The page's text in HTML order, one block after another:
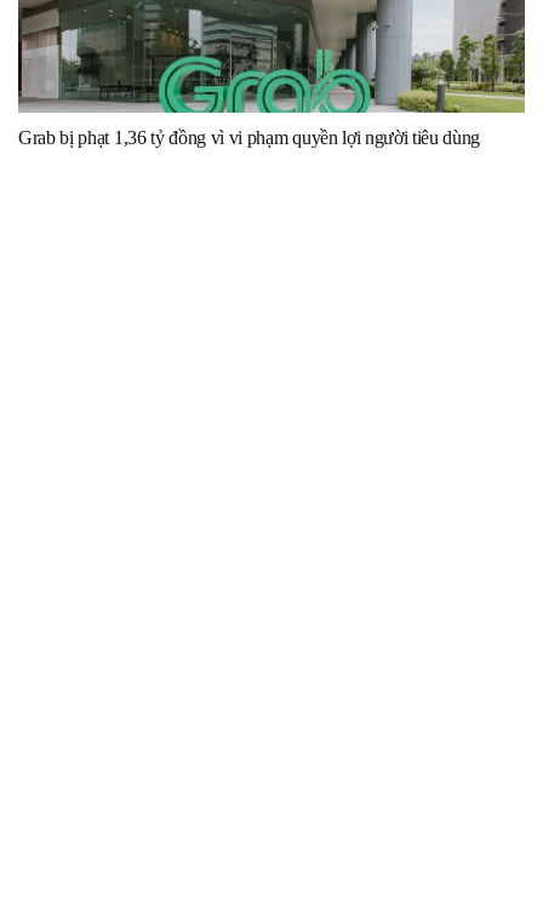
Grab bị phạt 1,36 tỷ đồng vì vi phạm quyền lợi người tiêu dùng